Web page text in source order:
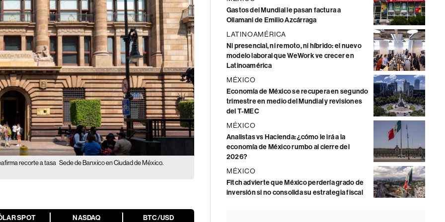
recorte a tasa Sede de Banxico en Ciudad de México.
SPOT NASDAQ BTC/USD
Gastos del Mundial le pasan factura a
Ollamani de Emilio Azcárraga
LATINOAMÉRICA
Ni presencial, ni remoto, ni híbrido: el nuevo
modelo laboral que WeWork ve crecer en
Latinoamérica
MÉXICO
Economía de México se recupera en segundo
trimestre en medio del Mundial y revisiones
del T-MEC
MÉXICO
Analistas vs Hacienda: ¿cómo le irá a la
economía de México rumbo al cierre del
2026?
MÉXICO
Fitch advierte que México perdería grado de
inversión si no consolida su estrategia fiscal